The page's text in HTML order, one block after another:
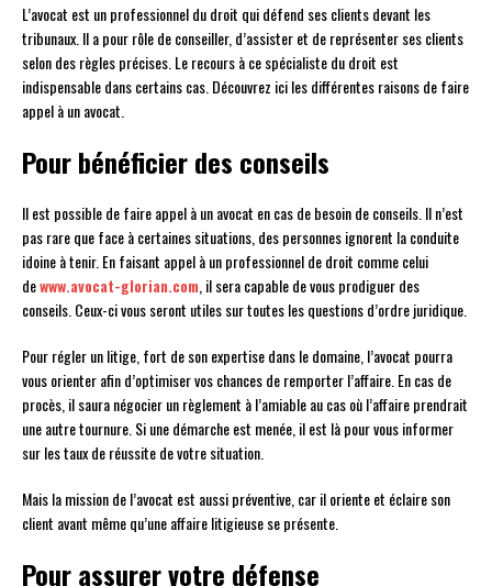
L’avocat est un professionnel du droit qui défend ses clients devant les
tribunaux. Il a pour rôle de conseiller, d’assister et de représenter ses clients
selon des règles précises. Le recours à ce spécialiste du droit est
indispensable dans certains cas. Découvrez ici les différentes raisons de faire
appel à un avocat.
Pour bénéficier des conseils
Il est possible de faire appel à un avocat en cas de besoin de conseils. Il n’est
pas rare que face à certaines situations, des personnes ignorent la conduite
idoine à tenir. En faisant appel à un professionnel de droit comme celui
dewww.avocat-glorian.com , il sera capable de vous prodiguer des
conseils. Ceux-ci vous seront utiles sur toutes les questions d’ordre juridique.
Pour régler un litige, fort de son expertise dans le domaine, l’avocat pourra
vous orienter afin d’optimiser vos chances de remporter l’affaire. En cas de
procès, il saura négocier un règlement à l’amiable au cas où l’affaire prendrait
une autre tournure. Si une démarche est menée, il est là pour vous informer
sur les taux de réussite de votre situation.
Mais la mission de l’avocat est aussi préventive, car il oriente et éclaire son
client avant même qu’une affaire litigieuse se présente.
Pour assurer votre défense